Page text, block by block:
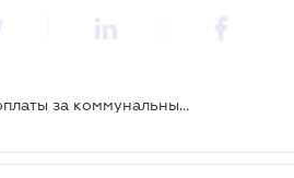
Для освобождения от оплаты за коммунальные услуги не достаточно не пользоваться ими